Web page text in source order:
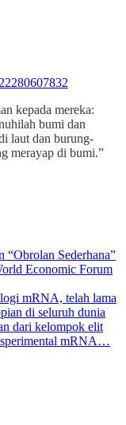
kepada mereka:
bumi dan
laut dan burung-
merayap di bumi.”
“Obrolan Sederhana”
Economic Forum
mRNA, telah lama
di seluruh dunia
dari kelompok elit
mRNA…